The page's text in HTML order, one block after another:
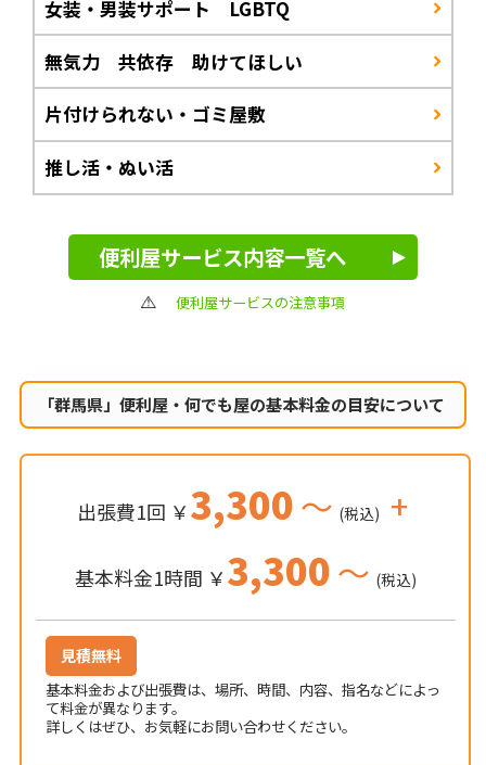
女装・男装サポート LGBTQ
無気力 共依存 助けてほしい
片付けられない・ゴミ屋敷
推し活・ぬい活
便利屋サービス内容一覧へ
便利屋サービスの注意事項
「群馬県」便利屋・何でも屋の基本料金の目安について
出張費1回 ￥3,300～ (税込) +
基本料金1時間 ￥3,300～ (税込)
見積無料
基本料金および出張費は、場所、時間、内容、指名などによっ
て料金が異なります。
詳しくはぜひ、お気軽にお問い合わせください。